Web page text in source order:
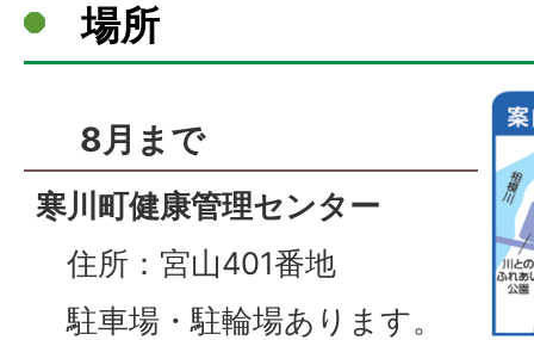
場所
8月まで
寒川町健康管理センター
住所：宮山401番地
駐車場・駐輪場あります。